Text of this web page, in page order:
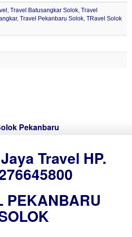
, Travel Batusangkar Solok, Travel
, Travel Pekanbaru Solok, TRavel Solok
Pekanbaru
Travel HP.
PEKANBARU